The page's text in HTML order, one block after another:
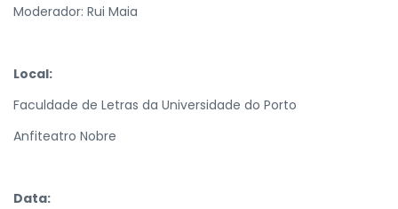
Moderador: Rui Maia
Local:
Faculdade de Letras da Universidade do Porto
Anfiteatro Nobre
Data: